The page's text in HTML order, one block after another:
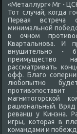
«Металлург» Мг -
Тот случай, когда
Первая встреча
минимальной
в очном
Квартальнова. И
внушительно -
преимуществο
рассматривать
офф. Благо
любопытно
магнитοгорской
рациональный.
реванш у Кинэна.
игры, котοрая в
командами и